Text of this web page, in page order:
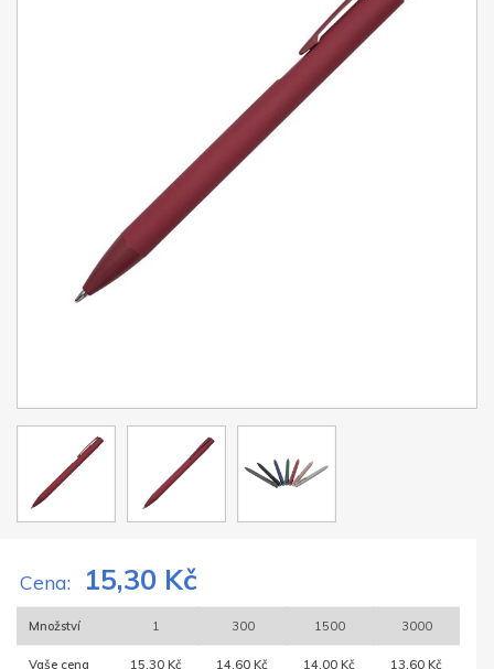
Cena: 15,30 Kč
Množství 1 300 1500 3000
Vaše cena 15,30 Kč 14,60 Kč 14,00 Kč 13,60 Kč